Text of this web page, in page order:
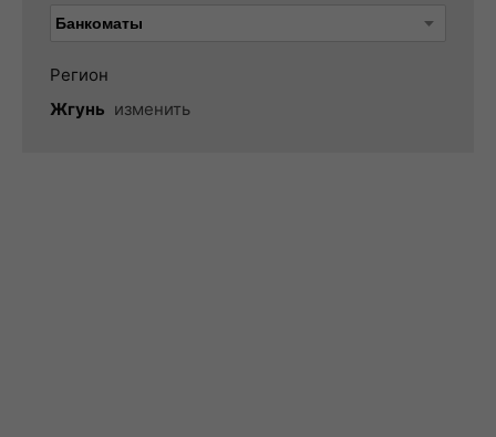
Регион
Жгунь изменить